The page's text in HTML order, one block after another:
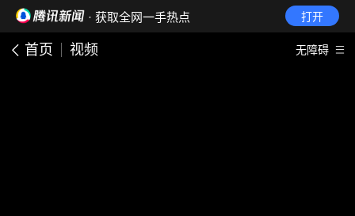
· 获取全网一手热点 打开
首页 视频 无障碍